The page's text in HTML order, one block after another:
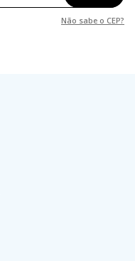
Não sabe o CEP?